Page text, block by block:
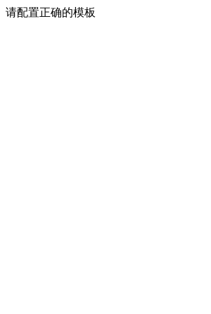
请配置正确的模板